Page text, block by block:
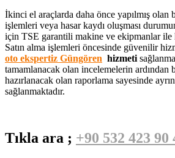
İkinci el araçlarda daha önce yapılmış olan
işlemleri veya hasar kaydı oluşması
için TSE garantili makine ve ekipmanlar ile
Satın alma işlemleri öncesinde güvenilir
oto ekspertiz Güngören hizmeti
tamamlanacak olan incelemelerin ardından
hazırlanacak olan raporlama sayesinde
sağlanmaktadır.
Tıkla ara ; +90 532 423 90